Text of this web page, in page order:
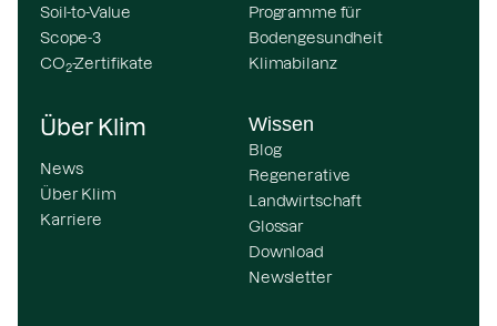
Soil-to-Value
Scope-3
CO2-Zertifikate
Programme für
Bodengesundheit
Klimabilanz
Über Klim
News
Über Klim
Karriere
Wissen
Blog
Regenerative
Landwirtschaft
Glossar
Download
Newsletter